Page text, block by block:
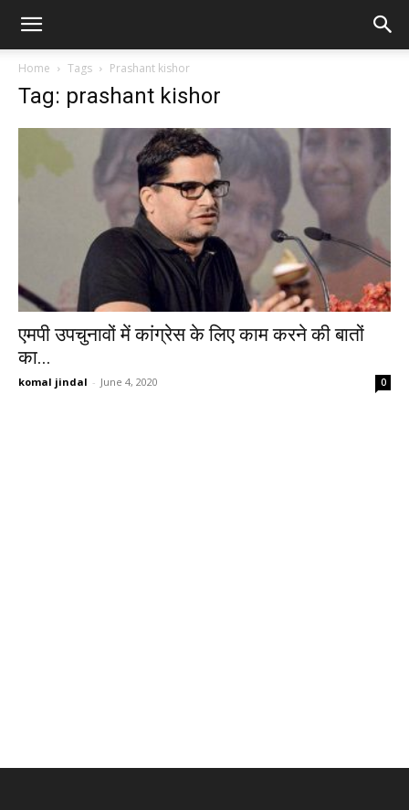
Home Tags Prashant kishor
Tag: prashant kishor
एमपी उपचुनावों में कांग्रेस के लिए काम करने की बातों
का...
komal jindal - June 4, 2020 0